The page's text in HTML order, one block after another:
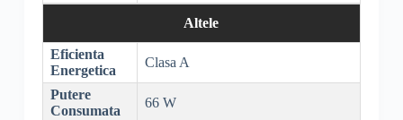
Altele
Eficienta
Energetica
Clasa A
Putere
Consumata
66 W